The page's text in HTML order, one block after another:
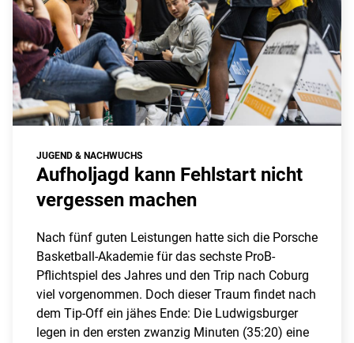
JUGEND & NACHWUCHS
Aufholjagd kann Fehlstart nicht
vergessen machen
Nach fünf guten Leistungen hatte sich die Porsche
Basketball-Akademie für das sechste ProB-
Pflichtspiel des Jahres und den Trip nach Coburg
viel vorgenommen. Doch dieser Traum findet nach
dem Tip-Off ein jähes Ende: Die Ludwigsburger
legen in den ersten zwanzig Minuten (35:20) eine